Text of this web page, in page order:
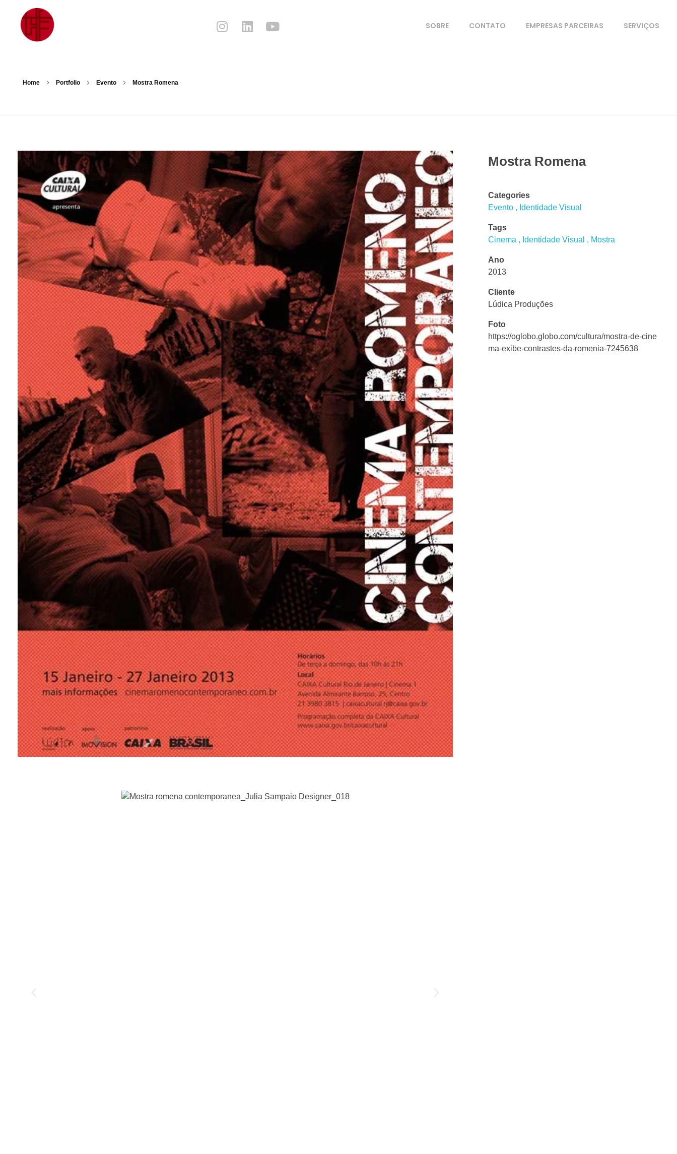
SOBRE CONTATO EMPRESAS PARCEIRAS SERVIÇOS
Home Portfolio Evento Mostra Romena
Mostra Romena
Categories
Evento
Identidade Visual
Tags
Cinema
Identidade Visual Mostra
Ano
2013
Cliente
Lúdica Produções
Foto
https://oglobo.globo.com/cultura/mostra-de-cine
ma-exibe-contrastes-da-romenia-7245638